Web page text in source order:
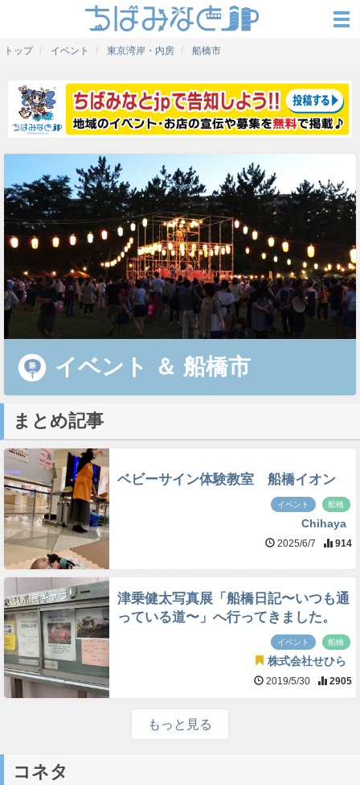
トップ イベント 東京湾岸・内房 船橋市
イベント ＆ 船橋市
まとめ記事
ベビーサイン体験教室 船橋イオン
イベント 船橋
Chihaya
2025/6/7 914
津乗健太写真展「船橋日記〜いつも通
っている道〜」へ行ってきました。
イベント 船橋
株式会社せひら
2019/5/30 2905
もっと見る
コネタ